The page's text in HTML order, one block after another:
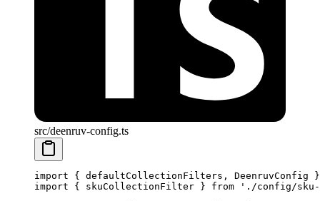
src/deenruv-config.ts
import { defaultCollectionFilters, DeenruvConfig
import { skuCollectionFilter } from './config/